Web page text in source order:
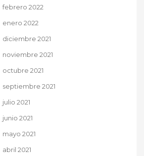
febrero 2022
enero 2022
diciembre 2021
noviembre 2021
octubre 2021
septiembre 2021
julio 2021
junio 2021
mayo 2021
abril 2021